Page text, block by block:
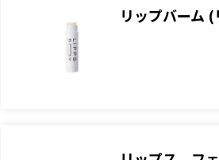
リップバーム